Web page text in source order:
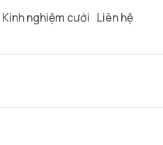
Kinh nghiệm cưới Liên hệ